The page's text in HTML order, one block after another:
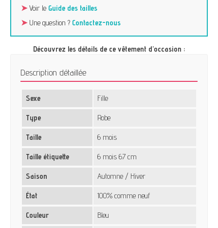
➤Voir le Guide des tailles
➤Une question ? Contactez-nous
Découvrez les détails de ce vêtement d’occasion :
Description détaillée
Sexe Fille
Type Robe
Taille 6 mois
Taille étiquette 6 mois 67 cm
Saison Automne / Hiver
État 100% comme neuf
Couleur Bleu